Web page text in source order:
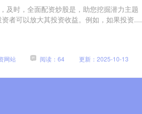
及时，全面配资炒股是，助您挖掘潜力主题
者可以放大其投资收益。例如，如果投资....
网站 阅读：64 更新：2025-10-13